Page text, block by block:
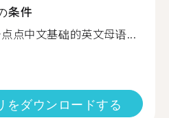
条件
点中文基础的英文母语...
をダウンロードする